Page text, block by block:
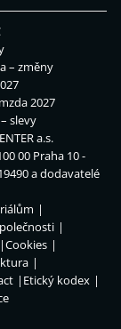
– změny
2027
slevy
a.s.
00 Praha 10 -
a dodavatelé
Cookies
Etický kodex